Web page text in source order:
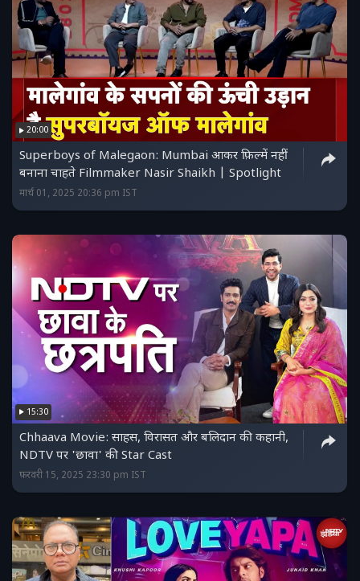
20:00
Superboys of Malegaon: Mumbai आकर फ़िल्में नहीं
बनाना चाहते Filmmaker Nasir Shaikh | Spotlight
मार्च 01, 2025 20:36 pm IST
15:30
Chhaava Movie: साहस, विरासत और बलिदान की कहानी,
NDTV पर 'छावा' की Star Cast
फ़रवरी 15, 2025 23:30 pm IST